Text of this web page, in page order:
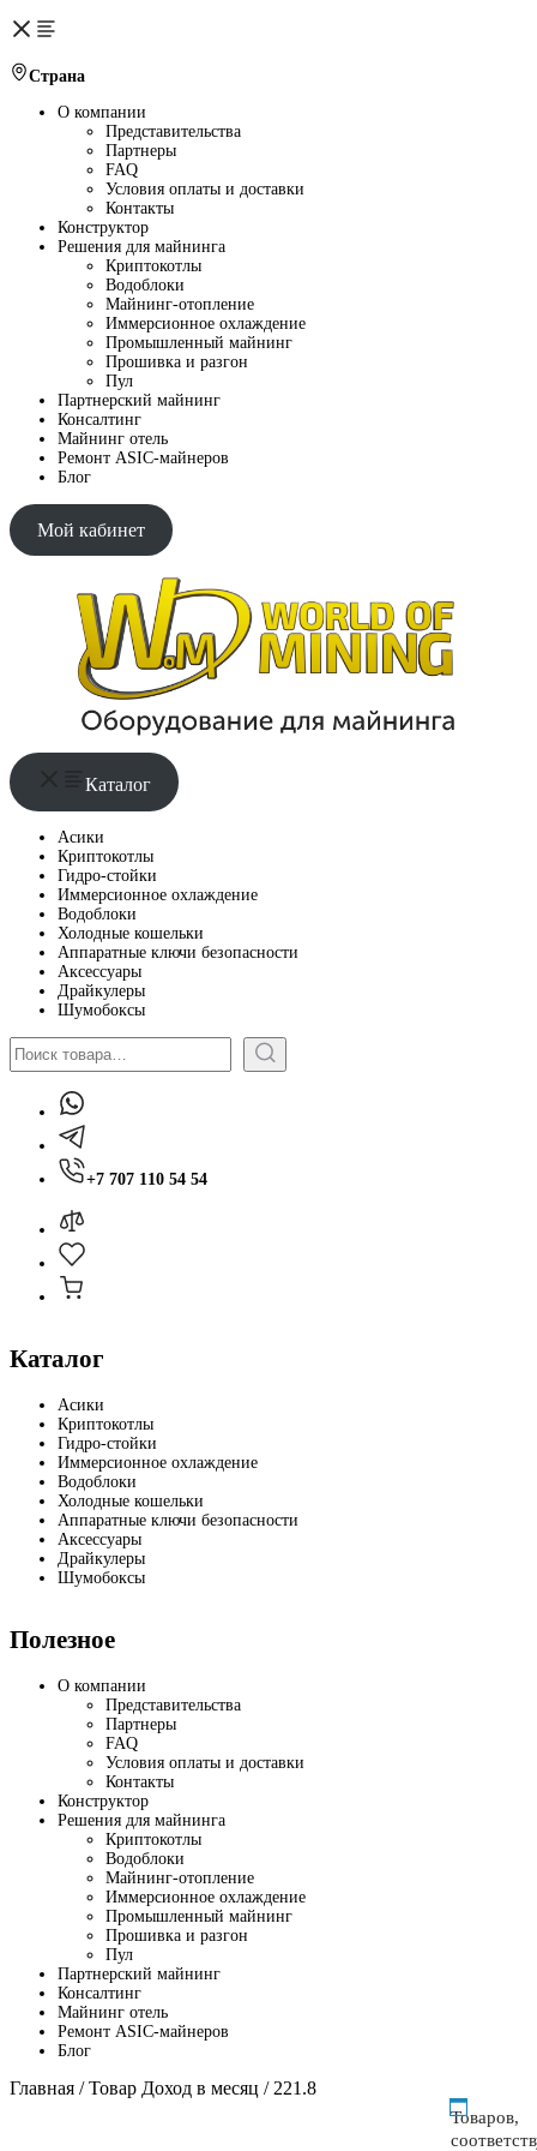
Страна
О компании
Представительства
Партнеры
FAQ
Условия оплаты и доставки
Контакты
Конструктор
Решения для майнинга
Криптокотлы
Водоблоки
Майнинг-отопление
Иммерсионное охлаждение
Промышленный майнинг
Прошивка и разгон
Пул
Партнерский майнинг
Консалтинг
Майнинг отель
Ремонт ASIC-майнеров
Блог
Мой кабинет
Каталог
Асики
Криптокотлы
Гидро-стойки
Иммерсионное охлаждение
Водоблоки
Холодные кошельки
Аппаратные ключи безопасности
Аксессуары
Драйкулеры
Шумобоксы
Поиск
+7 707 110 54 54
Каталог
Асики
Криптокотлы
Гидро-стойки
Иммерсионное охлаждение
Водоблоки
Холодные кошельки
Аппаратные ключи безопасности
Аксессуары
Драйкулеры
Шумобоксы
Полезное
О компании
Представительства
Партнеры
FAQ
Условия оплаты и доставки
Контакты
Конструктор
Решения для майнинга
Криптокотлы
Водоблоки
Майнинг-отопление
Иммерсионное охлаждение
Промышленный майнинг
Прошивка и разгон
Пул
Партнерский майнинг
Консалтинг
Майнинг отель
Ремонт ASIC-майнеров
Блог
Главная / Товар Доход в месяц / 221.8
Товаров,